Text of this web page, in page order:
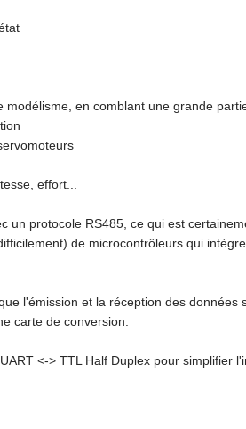
en comblant une grande
effort...
protocole RS485, ce qui est
de microcontrôleurs qui
l'émission et la réception des
carte de conversion.
<-> TTL Half Duplex pour simplifier